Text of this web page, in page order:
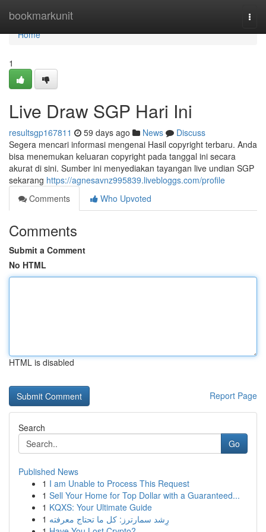
bookmarkunit
Home
Home
1
Live Draw SGP Hari Ini
resultsgp167811 59 days ago News
Discuss
Segera mencari informasi mengenai Hasil copyright terbaru. Anda
bisa menemukan keluaran copyright pada tanggal ini secara
akurat di sini. Sumber ini menyediakan tayangan live undian SGP
sekarang https://agnesavnz995839.livebloggs.com/profile
Comments
Who Upvoted
Comments
Submit a Comment
No HTML
HTML is disabled
Report Page
Search
Go
Published News
1 I am Unable to Process This Request
1 Sell Your Home for Top Dollar with a Guaranteed...
1 KQXS: Your Ultimate Guide
1 رِشد سمارترز: كل ما تحتاج معرفته